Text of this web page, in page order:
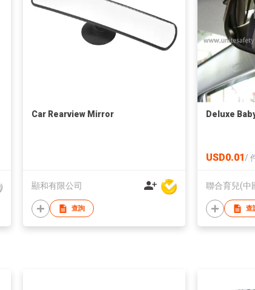
Car Rearview Mirror
顯和有限公司
查詢
Deluxe
USD0.01/
聯合育兒(中
查